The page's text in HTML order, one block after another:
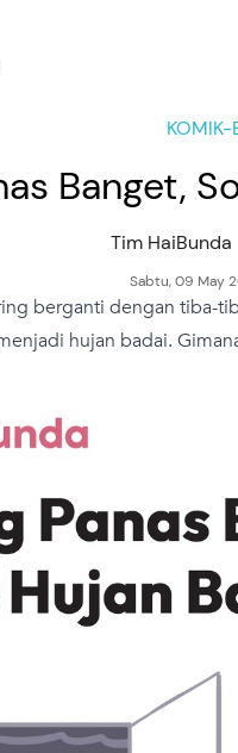
KOMIK-
Banget,
Tim
Sabtu, 09 May
berganti dengan tiba-
hujan badai.